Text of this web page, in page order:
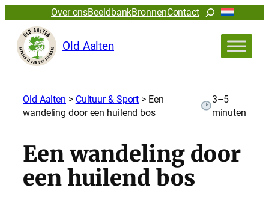
Over onsBeeldbankBronnenContactZoeken
Old Aalten
Old Aalten > Cultuur & Sport > Een
wandeling door een huilend bos
3–5
minuten
Een wandeling door
een huilend bos